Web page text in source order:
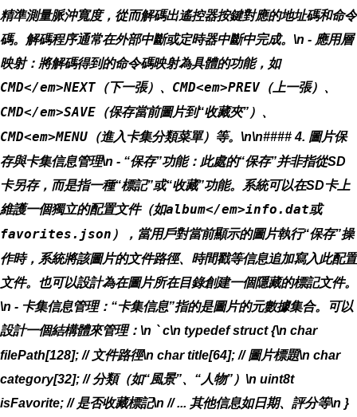
精準測量脈沖寬度，從而解碼出遙控器按鍵對應的地址碼和命令
碼。解碼程序通常在外部中斷或定時器中斷中完成。\n - 應用層
映射：將解碼得到的命令碼映射為具體的功能，如
CMD</em>NEXT （下一張）、 CMD<em>PREV（上一張）、
CMD</em>SAVE （保存當前圖片到“收藏夾”）、
CMD<em>MENU （進入卡集分類菜單）等。\n\n#### 4. 圖片保
存與卡集信息管理\n - “保存”功能：此處的“保存”并非指從SD
卡另存，而是指一種“標記”或“收藏”功能。系統可以在SD卡上
維護一個獨立的配置文件（如album</em>info.dat或
favorites.json ），當用戶對當前顯示的圖片執行“保存”操
作時，系統將該圖片的文件路徑、時間戳等信息追加寫入此配置
文件。也可以設計為在圖片所在目錄創建一個隱藏的標記文件。
\n - 卡集信息管理：“卡集信息”指的是圖片的元數據集合。可以
設計一個結構體來管理：\n `c\n typedef struct {\n char
filePath[128]; // 文件路徑\n char title[64]; // 圖片標題\n char
category[32]; // 分類（如“風景”、“人物”）\n uint8t
isFavorite; // 是否收藏標記\n // ... 其他信息如日期、評分等\n }